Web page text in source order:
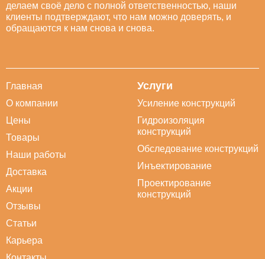
делаем своё дело с полной ответственностью, наши
клиенты подтверждают, что нам можно доверять, и
обращаются к нам снова и снова.
Главная
О компании
Цены
Товары
Наши работы
Доставка
Акции
Отзывы
Статьи
Карьера
Услуги
Усиление конструкций
Гидроизоляция
конструкций
Обследование конструкций
Инъектирование
Проектирование
конструкций